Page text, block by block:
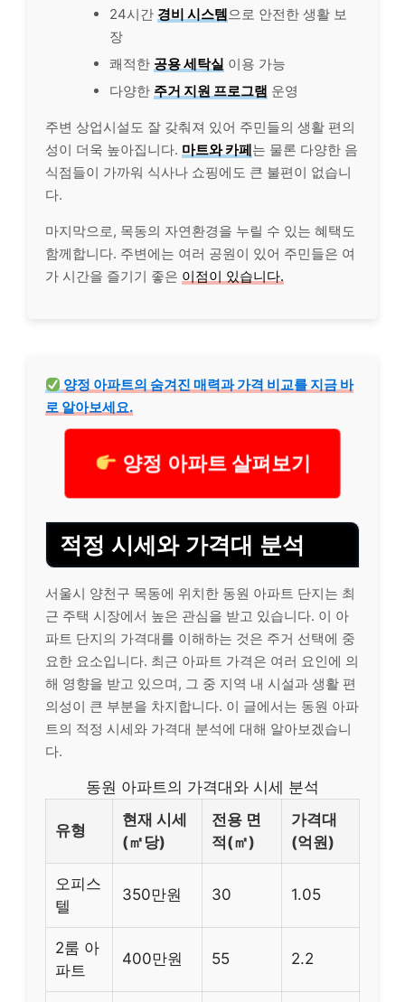
24시간 경비 시스템으로 안전한 생활 보
장
쾌적한 공용 세탁실 이용 가능
다양한 주거 지원 프로그램 운영
주변 상업시설도 잘 갖춰져 있어 주민들의 생활 편의
성이 더욱 높아집니다. 마트와 카페는 물론 다양한 음
식점들이 가까워 식사나 쇼핑에도 큰 불편이 없습니
다.
마지막으로, 목동의 자연환경을 누릴 수 있는 혜택도
함께합니다. 주변에는 여러 공원이 있어 주민들은 여
가 시간을 즐기기 좋은 이점이 있습니다.
양정 아파트의 숨겨진 매력과 가격 비교를 지금 바
로 알아보세요.
양정 아파트 살펴보기
적정 시세와 가격대 분석
서울시 양천구 목동에 위치한 동원 아파트 단지는 최
근 주택 시장에서 높은 관심을 받고 있습니다. 이 아
파트 단지의 가격대를 이해하는 것은 주거 선택에 중
요한 요소입니다. 최근 아파트 가격은 여러 요인에 의
해 영향을 받고 있으며, 그 중 지역 내 시설과 생활 편
의성이 큰 부분을 차지합니다. 이 글에서는 동원 아파
트의 적정 시세와 가격대 분석에 대해 알아보겠습니
다.
동원 아파트의 가격대와 시세 분석
유형
현재 시세
(㎡당)
전용 면
적(㎡)
가격대
(억원)
오피스
텔
350만원 30 1.05
2룸 아
파트
400만원 55 2.2